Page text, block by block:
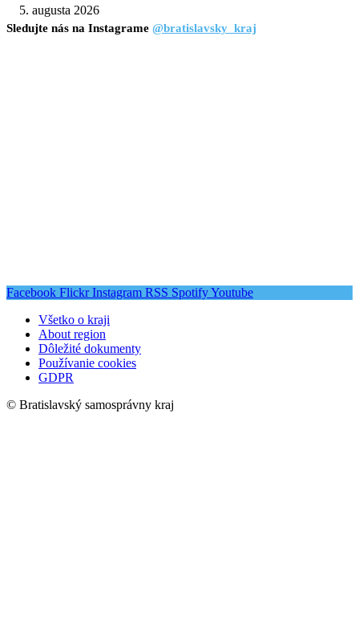
5. augusta 2026
Sledujte nás na Instagrame @bratislavsky_kraj
Facebook Flickr Instagram RSS SpotifyYoutube
Všetko o kraji
About region
Dôležité dokumenty
Používanie cookies
GDPR
© Bratislavský samosprávny kraj